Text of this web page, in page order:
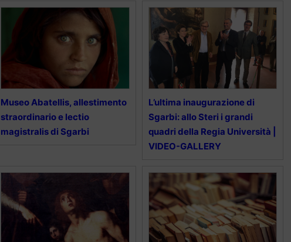
Museo Abatellis, allestimento
straordinario e lectio
magistralis di Sgarbi
L’ultima inaugurazione di
Sgarbi: allo Steri i grandi
quadri della Regia Università |
VIDEO-GALLERY